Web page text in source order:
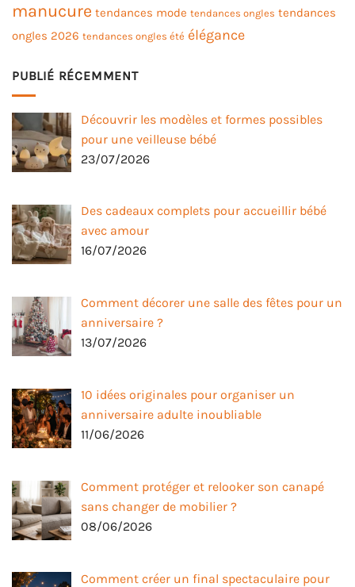
manucure tendances mode tendances ongles tendances
ongles 2026 tendances ongles été élégance
PUBLIÉ RÉCEMMENT
Découvrir les modèles et formes possibles
pour une veilleuse bébé
23/07/2026
Des cadeaux complets pour accueillir bébé
avec amour
16/07/2026
Comment décorer une salle des fêtes pour un
anniversaire ?
13/07/2026
10 idées originales pour organiser un
anniversaire adulte inoubliable
11/06/2026
Comment protéger et relooker son canapé
sans changer de mobilier ?
08/06/2026
Comment créer un final spectaculaire pour